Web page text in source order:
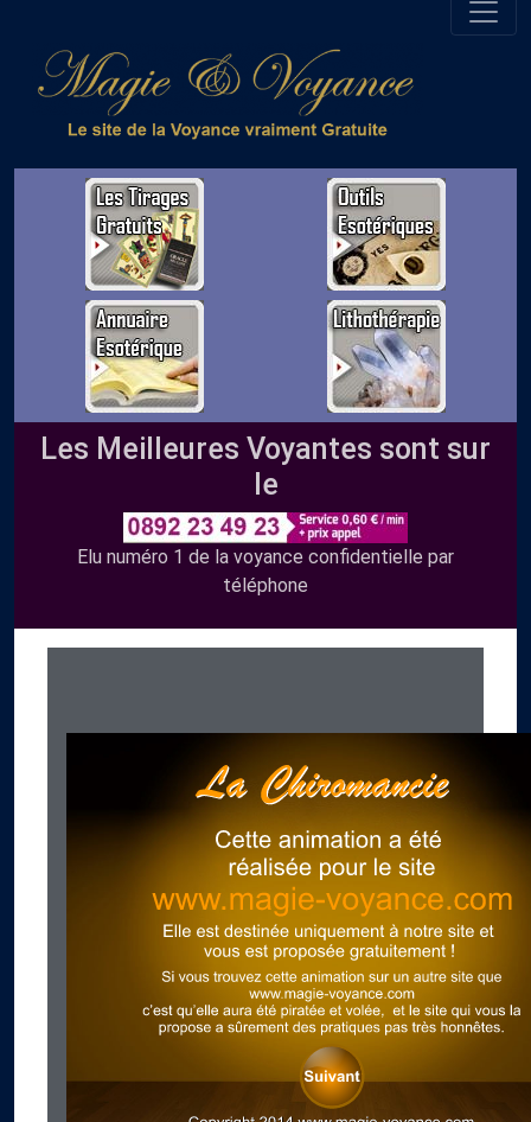
Les Meilleures Voyantes sont sur
le
Elu numéro 1 de la voyance confidentielle par
téléphone